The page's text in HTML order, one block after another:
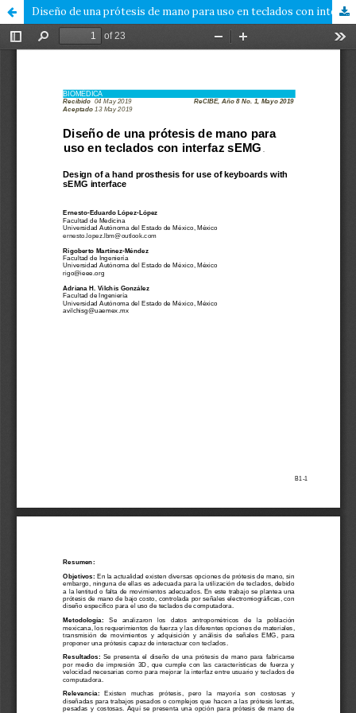
Diseño de una prótesis de mano para uso en teclados con interfaz sEMG